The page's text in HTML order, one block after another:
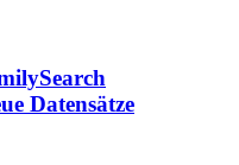
Datensätze